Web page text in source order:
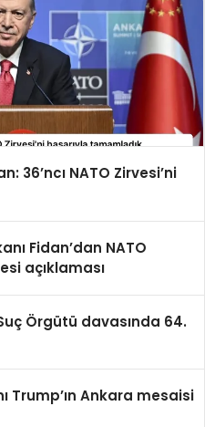
36’ncı NATO Zirvesi’ni
Fidan’dan NATO
açıklaması
Örgütü davasında 64.
Trump’ın Ankara mesaisi